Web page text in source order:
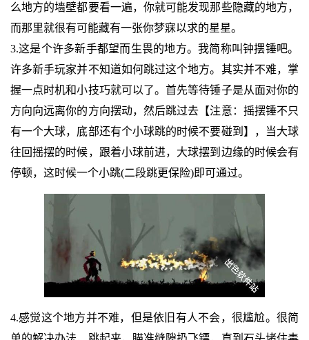
么地方的墙壁都要看一遍，你就可能发现那些隐藏的地方，
而那里就很有可能藏有一张你梦寐以求的星星。
3.这是个许多新手都望而生畏的地方。我简称叫钟摆锤吧。
许多新手玩家并不知道如何跳过这个地方。其实并不难，掌
握一点时机和小技巧就可以了。首先等待锤子是从面对你的
方向向远离你的方向摆动，然后跳过去【注意：摇摆锤不只
有一个大球，底部还有个小球跳的时候不要碰到】，当大球
往回摇摆的时候，跟着小球前进，大球摆到边缘的时候会有
停顿，这时候一个小跳(二段跳更保险)即可通过。
4.感觉这个地方并不难，但是依旧有人不会，很尴尬。很简